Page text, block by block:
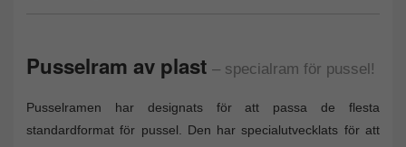
Pusselram av plast – specialram för pussel!
Pusselramen har designats för att passa de flesta
standardformat för pussel. Den har specialutvecklats för att